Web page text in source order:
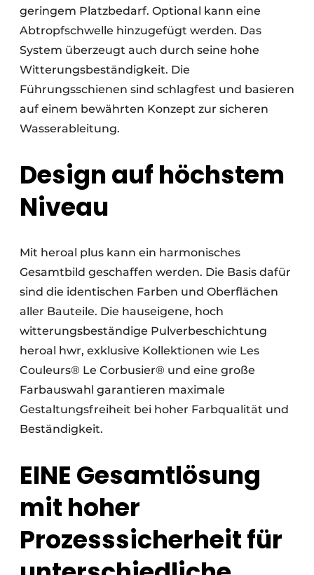
geringem Platzbedarf. Optional kann eine
Abtropfschwelle hinzugefügt werden. Das
System überzeugt auch durch seine hohe
Witterungsbeständigkeit. Die
Führungsschienen sind schlagfest und basieren
auf einem bewährten Konzept zur sicheren
Wasserableitung.
Design auf höchstem
Niveau
Mit heroal plus kann ein harmonisches
Gesamtbild geschaffen werden. Die Basis dafür
sind die identischen Farben und Oberflächen
aller Bauteile. Die hauseigene, hoch
witterungsbeständige Pulverbeschichtung
heroal hwr, exklusive Kollektionen wie Les
Couleurs® Le Corbusier® und eine große
Farbauswahl garantieren maximale
Gestaltungsfreiheit bei hoher Farbqualität und
Beständigkeit.
EINE Gesamtlösung
mit hoher
Prozesssicherheit für